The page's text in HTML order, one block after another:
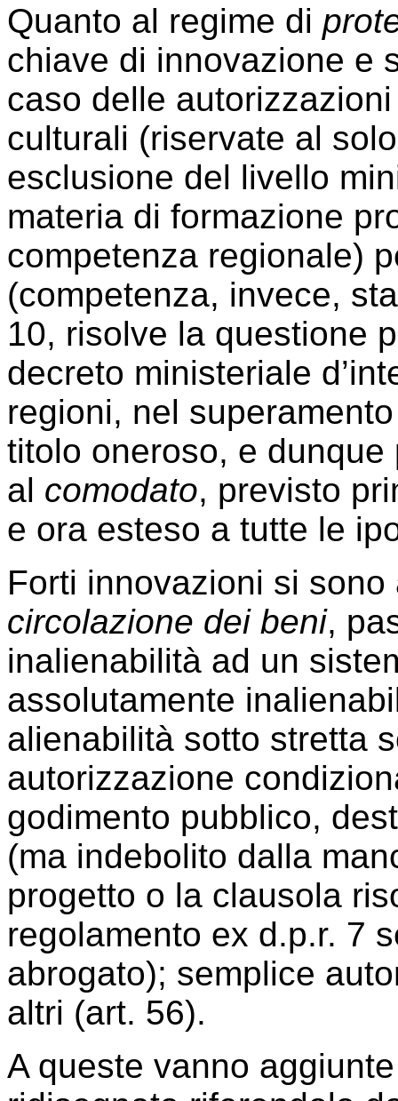
Quanto al regime di
chiave di innovazione e
caso delle
culturali (riservate al
esclusione del livello
materia di formazione
competenza regionale)
(competenza, invece,
10, risolve la questione
decreto ministeriale
regioni, nel
titolo oneroso, e
al comodato, previsto
e ora esteso a tutte le
Forti innovazioni si
circolazione dei beni,
inalienabilità ad un
assolutamente
alienabilità sotto stretta
autorizzazione
godimento pubblico,
(ma indebolito dalla
progetto o la clausola
regolamento ex d.p.r. 7
abrogato); semplice
altri (art. 56).
A queste vanno